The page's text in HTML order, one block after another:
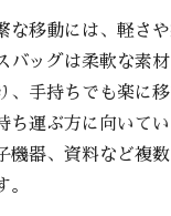
な移動には、軽さ
バッグは柔軟な素
、手持ちでも楽に
ち運ぶ方に向いて
機器、資料など複
。